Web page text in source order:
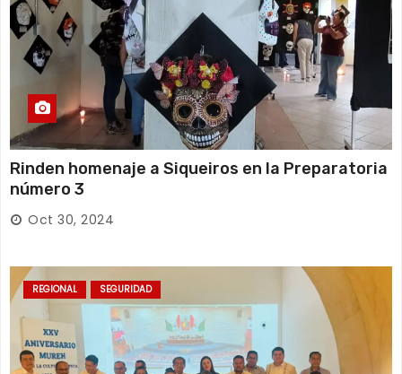
Rinden homenaje a Siqueiros en la Preparatoria
número 3
Oct 30, 2024
REGIONAL SEGURIDAD